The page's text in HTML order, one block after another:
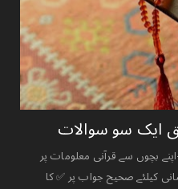
‏ایک ‏سو ‏سوالات
بچوں سے قرآنی معلومات پر
کیلئے صحیح جواب پر ✅ کا